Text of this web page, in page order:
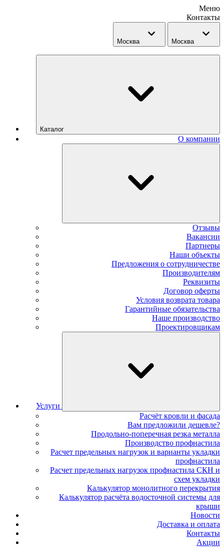
Меню
Контакты
Москва Москва
Каталог
О компании
Отзывы
Вакансии
Партнеры
Наши объекты
Предложения о сотрудничестве
Производителям
Реквизиты
Договор оферты
Условия возврата товара
Гарантийные обязательства
Наше производство
Проектировщикам
Услуги
Расчёт кровли и фасада
Вам предложили дешевле?
Продольно-поперечная резка металла
Производство профнастила
Расчет предельных нагрузок и варианты укладки
профнастила
Расчет предельных нагрузок профнастила СКН и
схем укладки
Калькулятор монолитного перекрытия
Калькулятор расчёта водосточной системы для
крыши
Новости
Доставка и оплата
Контакты
Акции